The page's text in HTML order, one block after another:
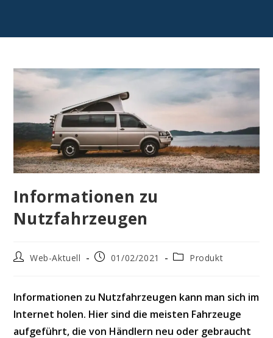
Informationen zu
Nutzfahrzeugen
Beitrags-
Web-Aktuell
Beitrag01/02/2021
Beitrags-
Produkt
Informationen zu Nutzfahrzeugen kann man sich im
Internet holen. Hier sind die meisten Fahrzeuge
aufgeführt, die von Händlern neu oder gebraucht